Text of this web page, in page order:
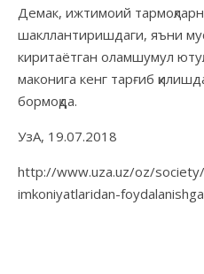
Демак, ижтимоий
шакллантиришдаги, яъни
киритаётган оламшумул
маконига кенг тарғиб
бормоқда.
УзА, 19.07.2018
http://www.uza.uz/oz/
imkoniyatlaridan-